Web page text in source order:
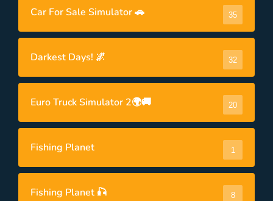
Car For Sale Simulator 🚗 35
Darkest Days! 🌌 32
Euro Truck Simulator 2🌍🚚 20
Fishing Planet 1
Fishing Planet 🎣 8